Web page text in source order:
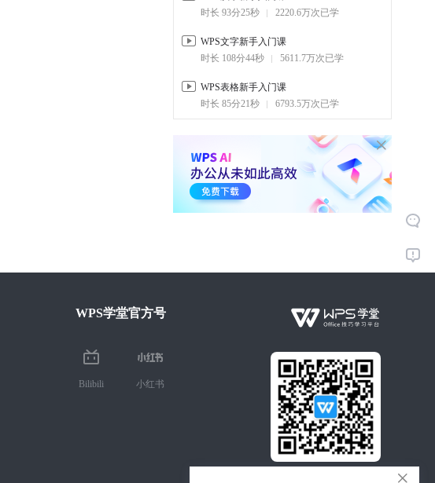
时长 93分25秒
2220.6万次已学
WPS文字新手入门课
时长 108分44秒
5611.7万次已学
WPS表格新手入门课
时长 85分21秒
6793.5万次已学
WPS学堂官方号
Bilibili 小红书